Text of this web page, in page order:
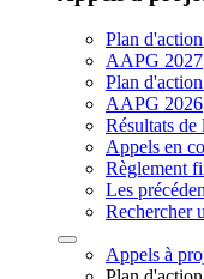
Plan
AAPG 2027
Plan
AAPG 2026
Résultats
Appels en
Règlement
Les
Rechercher
Appels à